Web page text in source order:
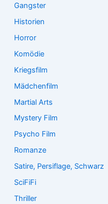
Gangster
Historien
Horror
Komödie
Kriegsfilm
Mädchenfilm
Martial Arts
Mystery Film
Psycho Film
Romanze
Satire, Persiflage, Schwarz
SciFiFi
Thriller